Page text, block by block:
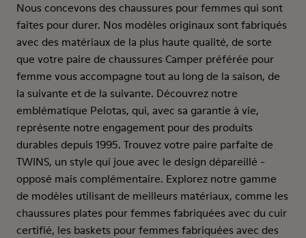
Nous concevons des chaussures pour femmes qui sont
faites pour durer. Nos modèles originaux sont fabriqués
avec des matériaux de la plus haute qualité, de sorte
que votre paire de chaussures Camper préférée pour
femme vous accompagne tout au long de la saison, de
la suivante et de la suivante. Découvrez notre
emblématique Pelotas, qui, avec sa garantie à vie,
représente notre engagement pour des produits
durables depuis 1995. Trouvez votre paire parfaite de
TWINS, un style qui joue avec le design dépareillé -
opposé mais complémentaire. Explorez notre gamme
de modèles utilisant de meilleurs matériaux, comme les
chaussures plates pour femmes fabriquées avec du cuir
certifié, les baskets pour femmes fabriquées avec des